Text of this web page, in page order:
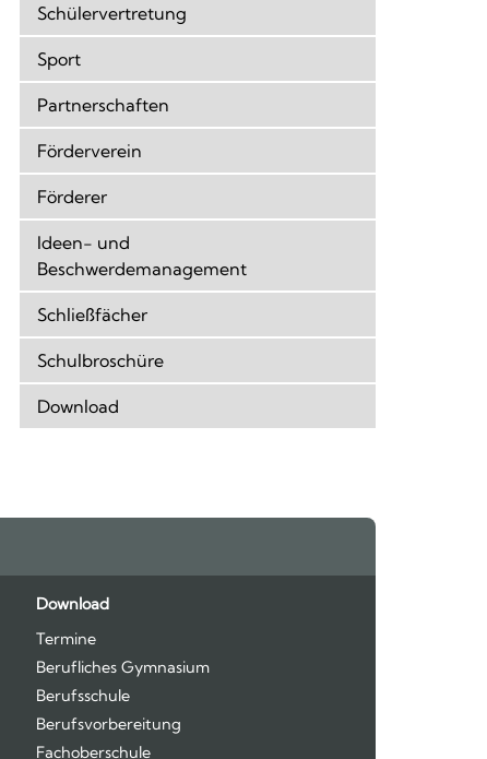
Schülervertretung
Sport
Partnerschaften
Förderverein
Förderer
Ideen- und
Beschwerdemanagement
Schließfächer
Schulbroschüre
Download
Download
Termine
Berufliches Gymnasium
Berufsschule
Berufsvorbereitung
Fachoberschule